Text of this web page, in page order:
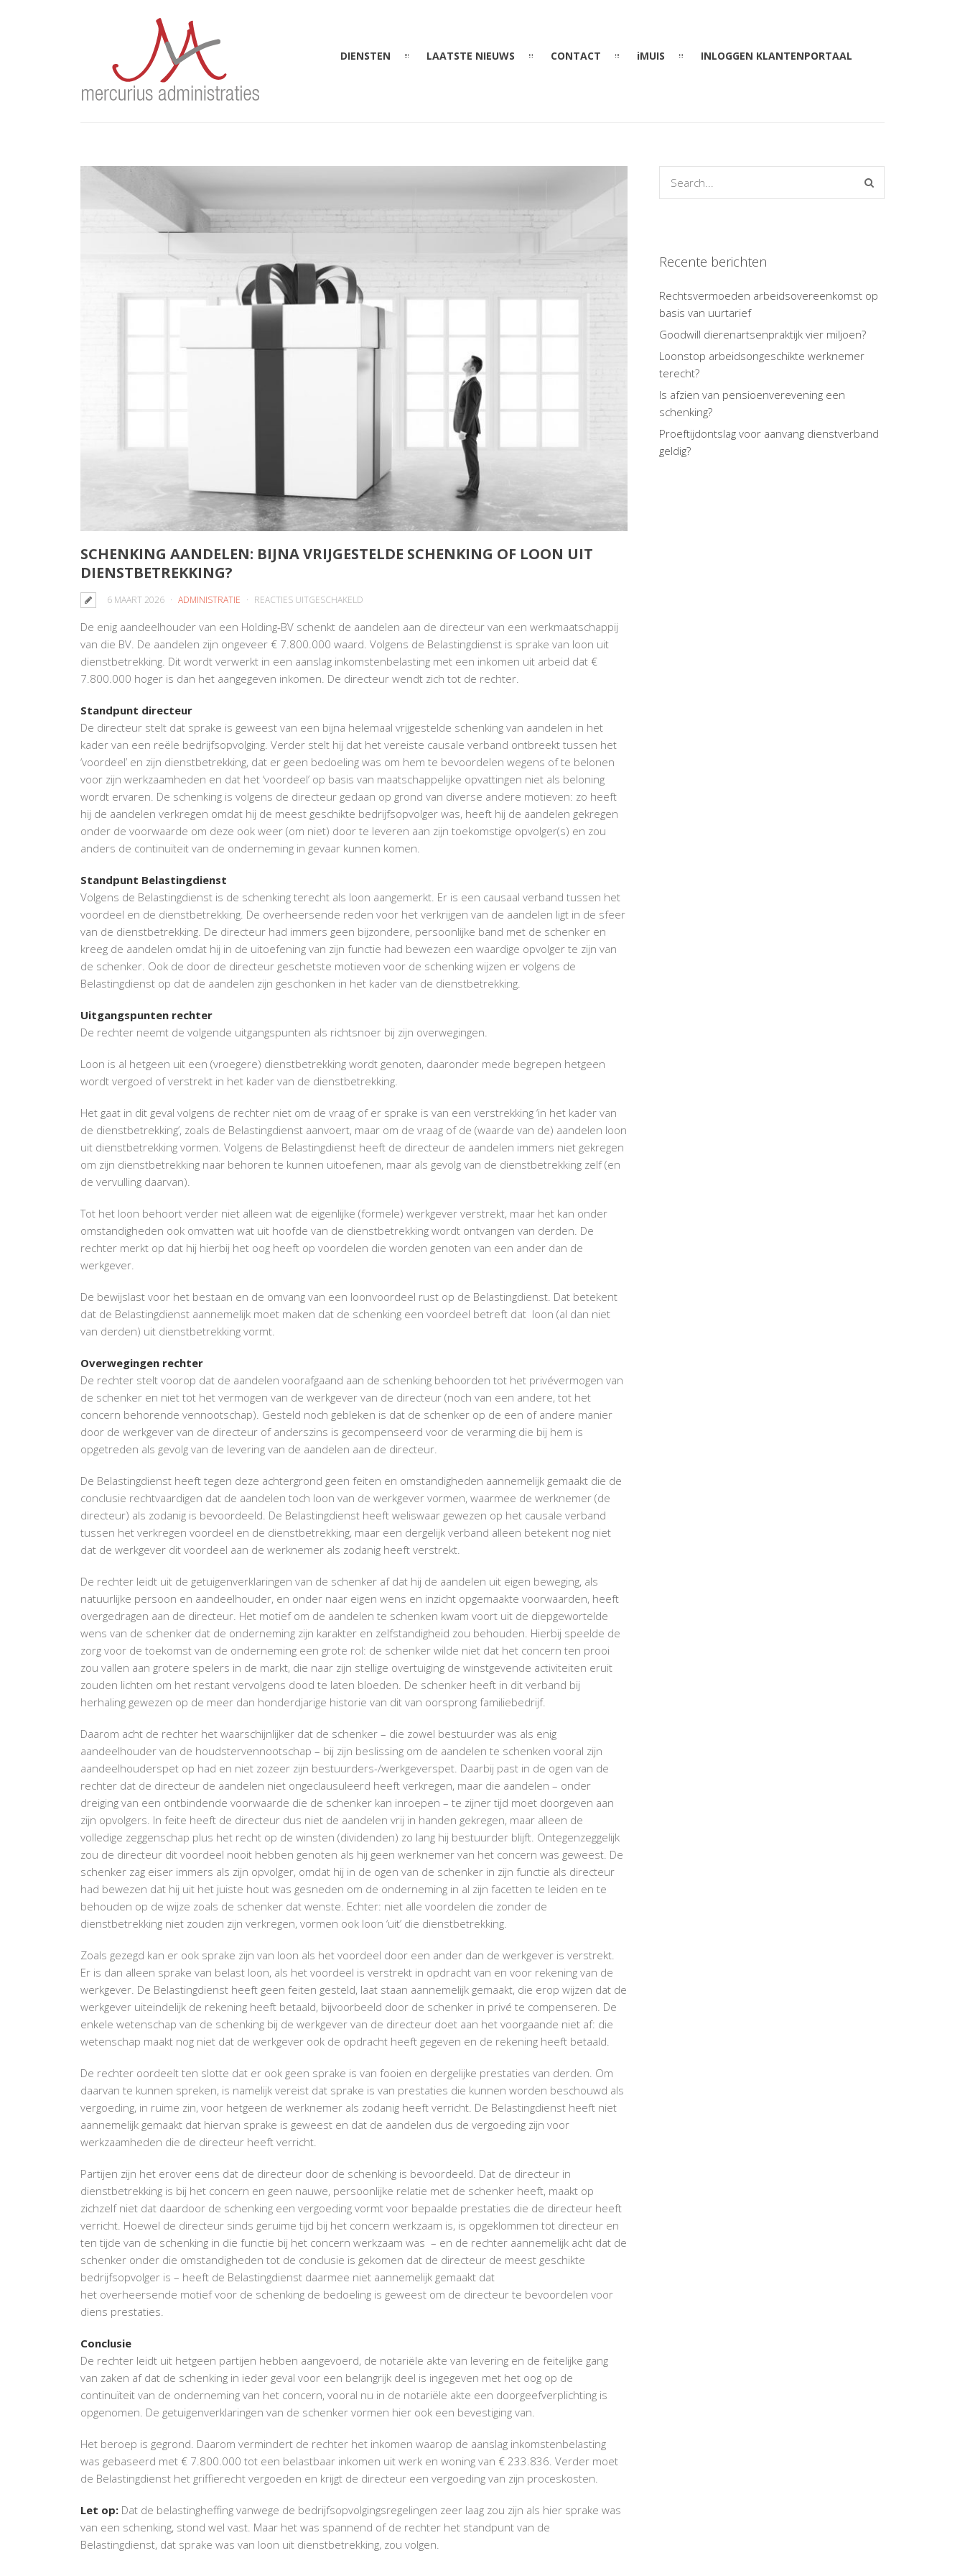
DIENSTEN LAATSTE NIEUWS CONTACT iMUIS INLOGGEN KLANTENPORTAAL
SCHENKING AANDELEN: BIJNA VRIJGESTELDE SCHENKING OF LOON UIT
DIENSTBETREKKING?
6 MAART 2026 ADMINISTRATIE REACTIES UITGESCHAKELD
AANDELEN:
BIJNA
VRIJGESTELDE
SCHENKING
De enig aandeelhouder van een Holding-BV schenkt de aandelen aan de directeur van een werkmaatschappij
van die BV. De aandelen zijn ongeveer € 7.800.000 waard. Volgens de Belastingdienst is sprake van loon uit
dienstbetrekking. Dit wordt verwerkt in een aanslag inkomstenbelasting met een inkomen uit arbeid dat €
7.800.000 hoger is dan het aangegeven inkomen. De directeur wendt zich tot de rechter.
Standpunt directeur
De directeur stelt dat sprake is geweest van een bijna helemaal vrijgestelde schenking van aandelen in het
kader van een reële bedrijfsopvolging. Verder stelt hij dat het vereiste causale verband ontbreekt tussen het
‘voordeel’ en zijn dienstbetrekking, dat er geen bedoeling was om hem te bevoordelen wegens of te belonen
voor zijn werkzaamheden en dat het ‘voordeel’ op basis van maatschappelijke opvattingen niet als beloning
wordt ervaren. De schenking is volgens de directeur gedaan op grond van diverse andere motieven: zo heeft
hij de aandelen verkregen omdat hij de meest geschikte bedrijfsopvolger was, heeft hij de aandelen gekregen
onder de voorwaarde om deze ook weer (om niet) door te leveren aan zijn toekomstige opvolger(s) en zou
anders de continuïteit van de onderneming in gevaar kunnen komen.
Standpunt Belastingdienst
Volgens de Belastingdienst is de schenking terecht als loon aangemerkt. Er is een causaal verband tussen het
voordeel en de dienstbetrekking. De overheersende reden voor het verkrijgen van de aandelen ligt in de sfeer
van de dienstbetrekking. De directeur had immers geen bijzondere, persoonlijke band met de schenker en
kreeg de aandelen omdat hij in de uitoefening van zijn functie had bewezen een waardige opvolger te zijn van
de schenker. Ook de door de directeur geschetste motieven voor de schenking wijzen er volgens de
Belastingdienst op dat de aandelen zijn geschonken in het kader van de dienstbetrekking.
Uitgangspunten rechter
De rechter neemt de volgende uitgangspunten als richtsnoer bij zijn overwegingen.
Loon is al hetgeen uit een (vroegere) dienstbetrekking wordt genoten, daaronder mede begrepen hetgeen
wordt vergoed of verstrekt in het kader van de dienstbetrekking.
Het gaat in dit geval volgens de rechter niet om de vraag of er sprake is van een verstrekking ‘in het kader van
de dienstbetrekking’, zoals de Belastingdienst aanvoert, maar om de vraag of de (waarde van de) aandelen loon
uit dienstbetrekking vormen. Volgens de Belastingdienst heeft de directeur de aandelen immers niet gekregen
om zijn dienstbetrekking naar behoren te kunnen uitoefenen, maar als gevolg van de dienstbetrekking zelf (en
de vervulling daarvan).
Tot het loon behoort verder niet alleen wat de eigenlijke (formele) werkgever verstrekt, maar het kan onder
omstandigheden ook omvatten wat uit hoofde van de dienstbetrekking wordt ontvangen van derden. De
rechter merkt op dat hij hierbij het oog heeft op voordelen die worden genoten van een ander dan de
werkgever.
De bewijslast voor het bestaan en de omvang van een loonvoordeel rust op de Belastingdienst. Dat betekent
dat de Belastingdienst aannemelijk moet maken dat de schenking een voordeel betreft dat loon (al dan niet
van derden) uit dienstbetrekking vormt.
Overwegingen rechter
De rechter stelt voorop dat de aandelen voorafgaand aan de schenking behoorden tot het privévermogen van
de schenker en niet tot het vermogen van de werkgever van de directeur (noch van een andere, tot het
concern behorende vennootschap). Gesteld noch gebleken is dat de schenker op de een of andere manier
door de werkgever van de directeur of anderszins is gecompenseerd voor de verarming die bij hem is
opgetreden als gevolg van de levering van de aandelen aan de directeur.
De Belastingdienst heeft tegen deze achtergrond geen feiten en omstandigheden aannemelijk gemaakt die de
conclusie rechtvaardigen dat de aandelen toch loon van de werkgever vormen, waarmee de werknemer (de
directeur) als zodanig is bevoordeeld. De Belastingdienst heeft weliswaar gewezen op het causale verband
tussen het verkregen voordeel en de dienstbetrekking, maar een dergelijk verband alleen betekent nog niet
dat de werkgever dit voordeel aan de werknemer als zodanig heeft verstrekt.
De rechter leidt uit de getuigenverklaringen van de schenker af dat hij de aandelen uit eigen beweging, als
natuurlijke persoon en aandeelhouder, en onder naar eigen wens en inzicht opgemaakte voorwaarden, heeft
overgedragen aan de directeur. Het motief om de aandelen te schenken kwam voort uit de diepgewortelde
wens van de schenker dat de onderneming zijn karakter en zelfstandigheid zou behouden. Hierbij speelde de
zorg voor de toekomst van de onderneming een grote rol: de schenker wilde niet dat het concern ten prooi
zou vallen aan grotere spelers in de markt, die naar zijn stellige overtuiging de winstgevende activiteiten eruit
zouden lichten om het restant vervolgens dood te laten bloeden. De schenker heeft in dit verband bij
herhaling gewezen op de meer dan honderdjarige historie van dit van oorsprong familiebedrijf.
Daarom acht de rechter het waarschijnlijker dat de schenker – die zowel bestuurder was als enig
aandeelhouder van de houdstervennootschap – bij zijn beslissing om de aandelen te schenken vooral zijn
aandeelhouderspet op had en niet zozeer zijn bestuurders-/werkgeverspet. Daarbij past in de ogen van de
rechter dat de directeur de aandelen niet ongeclausuleerd heeft verkregen, maar die aandelen – onder
dreiging van een ontbindende voorwaarde die de schenker kan inroepen – te zijner tijd moet doorgeven aan
zijn opvolgers. In feite heeft de directeur dus niet de aandelen vrij in handen gekregen, maar alleen de
volledige zeggenschap plus het recht op de winsten (dividenden) zo lang hij bestuurder blijft. Ontegenzeggelijk
zou de directeur dit voordeel nooit hebben genoten als hij geen werknemer van het concern was geweest. De
schenker zag eiser immers als zijn opvolger, omdat hij in de ogen van de schenker in zijn functie als directeur
had bewezen dat hij uit het juiste hout was gesneden om de onderneming in al zijn facetten te leiden en te
behouden op de wijze zoals de schenker dat wenste. Echter: niet alle voordelen die zonder de
dienstbetrekking niet zouden zijn verkregen, vormen ook loon ‘uit’ die dienstbetrekking.
Zoals gezegd kan er ook sprake zijn van loon als het voordeel door een ander dan de werkgever is verstrekt.
Er is dan alleen sprake van belast loon, als het voordeel is verstrekt in opdracht van en voor rekening van de
werkgever. De Belastingdienst heeft geen feiten gesteld, laat staan aannemelijk gemaakt, die erop wijzen dat de
werkgever uiteindelijk de rekening heeft betaald, bijvoorbeeld door de schenker in privé te compenseren. De
enkele wetenschap van de schenking bij de werkgever van de directeur doet aan het voorgaande niet af: die
wetenschap maakt nog niet dat de werkgever ook de opdracht heeft gegeven en de rekening heeft betaald.
De rechter oordeelt ten slotte dat er ook geen sprake is van fooien en dergelijke prestaties van derden. Om
daarvan te kunnen spreken, is namelijk vereist dat sprake is van prestaties die kunnen worden beschouwd als
vergoeding, in ruime zin, voor hetgeen de werknemer als zodanig heeft verricht. De Belastingdienst heeft niet
aannemelijk gemaakt dat hiervan sprake is geweest en dat de aandelen dus de vergoeding zijn voor
werkzaamheden die de directeur heeft verricht.
Partijen zijn het erover eens dat de directeur door de schenking is bevoordeeld. Dat de directeur in
dienstbetrekking is bij het concern en geen nauwe, persoonlijke relatie met de schenker heeft, maakt op
zichzelf niet dat daardoor de schenking een vergoeding vormt voor bepaalde prestaties die de directeur heeft
verricht. Hoewel de directeur sinds geruime tijd bij het concern werkzaam is, is opgeklommen tot directeur en
ten tijde van de schenking in die functie bij het concern werkzaam was – en de rechter aannemelijk acht dat de
schenker onder die omstandigheden tot de conclusie is gekomen dat de directeur de meest geschikte
bedrijfsopvolger is – heeft de Belastingdienst daarmee niet aannemelijk gemaakt dat
het overheersende motief voor de schenking de bedoeling is geweest om de directeur te bevoordelen voor
diens prestaties.
Conclusie
De rechter leidt uit hetgeen partijen hebben aangevoerd, de notariële akte van levering en de feitelijke gang
van zaken af dat de schenking in ieder geval voor een belangrijk deel is ingegeven met het oog op de
continuïteit van de onderneming van het concern, vooral nu in de notariële akte een doorgeefverplichting is
opgenomen. De getuigenverklaringen van de schenker vormen hier ook een bevestiging van.
Het beroep is gegrond. Daarom vermindert de rechter het inkomen waarop de aanslag inkomstenbelasting
was gebaseerd met € 7.800.000 tot een belastbaar inkomen uit werk en woning van € 233.836. Verder moet
de Belastingdienst het griffierecht vergoeden en krijgt de directeur een vergoeding van zijn proceskosten.
Let op: Dat de belastingheffing vanwege de bedrijfsopvolgingsregelingen zeer laag zou zijn als hier sprake was
van een schenking, stond wel vast. Maar het was spannend of de rechter het standpunt van de
Belastingdienst, dat sprake was van loon uit dienstbetrekking, zou volgen.
Recente berichten
Rechtsvermoeden arbeidsovereenkomst op
basis van uurtarief
Goodwill dierenartsenpraktijk vier miljoen?
Loonstop arbeidsongeschikte werknemer
terecht?
Is afzien van pensioenverevening een
schenking?
Proeftijdontslag voor aanvang dienstverband
geldig?